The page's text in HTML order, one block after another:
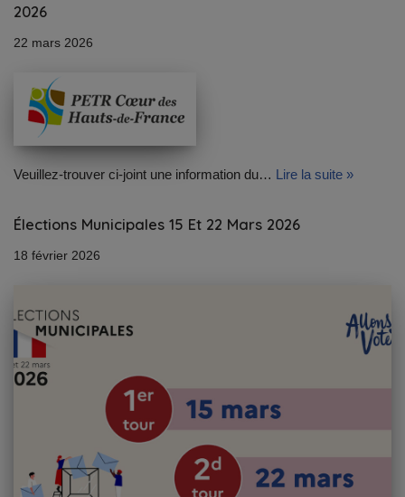
2026
22 mars 2026
Veuillez-trouver ci-joint une information du… Lire la suite »
Élections Municipales 15 Et 22 Mars 2026
18 février 2026